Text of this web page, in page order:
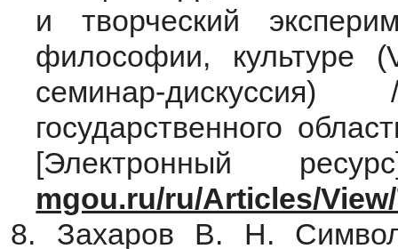
и творческий
философии, культуре
семинар-
государственного
[Электронный
mgou.ru/ru/Articles/
8. Захаров В. Н.